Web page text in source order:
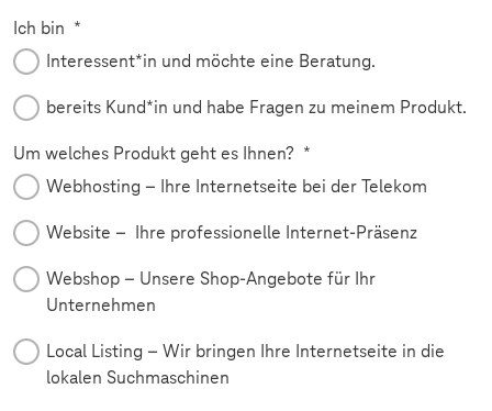
Ich bin Pflichtfeld
*
Interessent*in und möchte eine Beratung.
bereits Kund*in und habe Fragen zu meinem Produkt.
Um welches Produkt geht es Ihnen? Pflichtfeld
*
Webhosting – Ihre Internetseite bei der Telekom
Website – Ihre professionelle Internet-Präsenz
Webshop – Unsere Shop-Angebote für Ihr
Unternehmen
Local Listing – Wir bringen Ihre Internetseite in die
lokalen Suchmaschinen